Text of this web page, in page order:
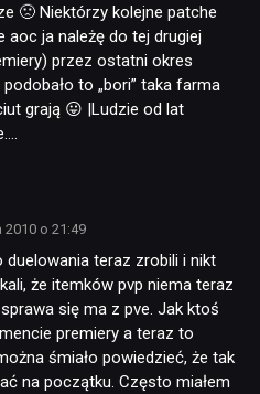
🙁 Niektórzy kolejne patche
aoc ja należę do tej drugiej
przez ostatni okres
to „bori” taka farma
grają 😛 |Ludzie od lat
2010 o 21:49
duelowania teraz zrobili i nikt
że itemków pvp niema teraz
się ma z pve. Jak ktoś
premiery a teraz to
śmiało powiedzieć, że tak
na początku. Często miałem